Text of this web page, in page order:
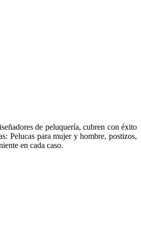
de peluquería, cubren con éxito
Pelucas para mujer y hombre, postizos,
en cada caso.